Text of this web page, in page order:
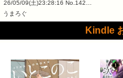
26/05/09(土)23:28:16 No.142…
うまろぐ
Kindle